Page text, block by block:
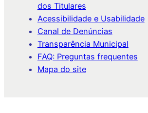
dos Titulares
Acessibilidade e Usabilidade
Canal de Denúncias
Transparência Municipal
FAQ: Preguntas frequentes
Mapa do site